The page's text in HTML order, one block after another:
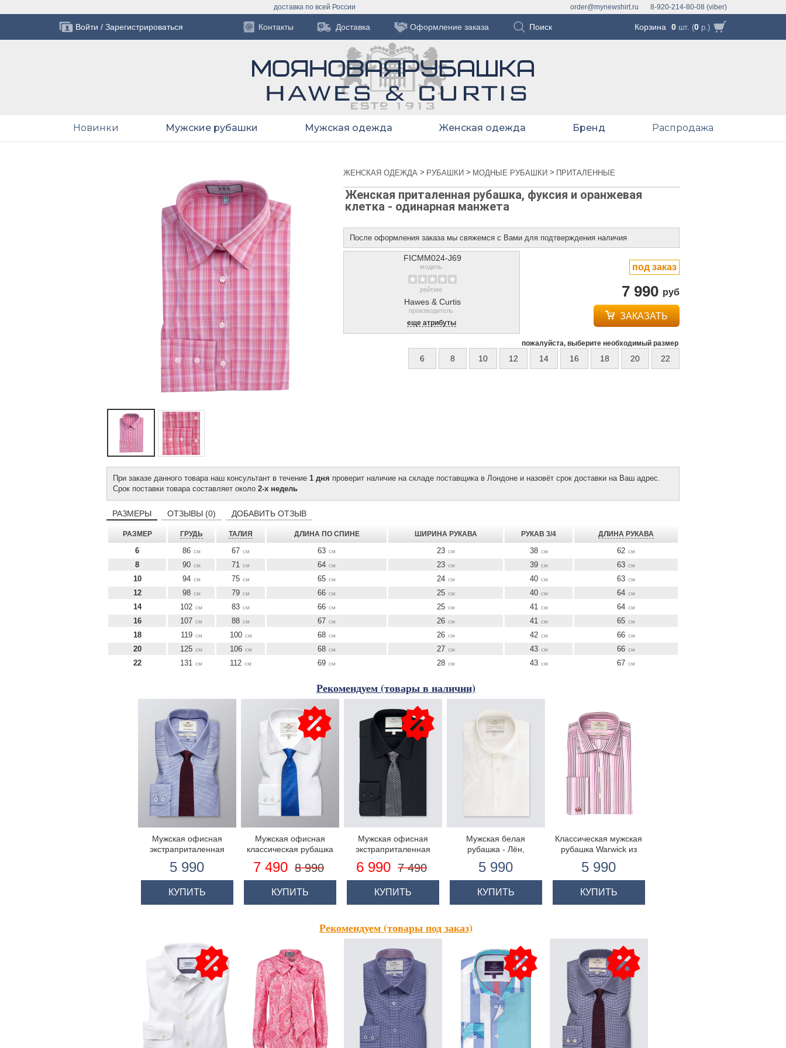
8-920-214-80-08 (viber)
order@mynewshirt.ru
доставка по всей России
Войти / Зарегистрироваться Корзина 0 шт. (0 р.)
Контакты Доставка Оформление заказа
Новинки Мужские рубашки Мужская одежда Женская одежда Бренд Распродажа
ЖЕНСКАЯ ОДЕЖДА > РУБАШКИ > МОДНЫЕ РУБАШКИ > ПРИТАЛЕННЫЕ
Женская приталенная рубашка, фуксия и оранжевая
клетка - одинарная манжета
После оформления заказа мы свяжемся с Вами для подтверждения наличия
FICMM024-J69
модель
рейтинг
Hawes & Curtis
производитель
еще атрибуты
под заказ
7 990 руб
ЗАКАЗАТЬ
пожалуйста, выберите необходимый размер
6 8 10 12 14 16 18 20 22
При заказе данного товара наш консультант в течение 1 дня проверит наличие на складе поставщика в Лондоне и назовёт срок доставки на Ваш адрес.
Срок поставки товара составляет около 2-х недель
РАЗМЕРЫ ОТЗЫВЫ (0) ДОБАВИТЬ ОТЗЫВ
РАЗМЕР ГРУДЬ ТАЛИЯ ДЛИНА ПО СПИНЕ ШИРИНА РУКАВА РУКАВ 3/4 ДЛИНА РУКАВА
6 86 см 67 см 63 см 23 см 38 см 62 см
8 90 см 71 см 64 см 23 см 39 см 63 см
10 94 см 75 см 65 см 24 см 40 см 63 см
12 98 см 79 см 66 см 25 см 40 см 64 см
14 102 см 83 см 66 см 25 см 41 см 64 см
16 107 см 88 см 67 см 26 см 41 см 65 см
18 119 см 100 см 68 см 26 см 42 см 66 см
20 125 см 106 см 68 см 27 см 43 см 66 см
22 131 см 112 см 69 см 28 см 43 см 67 см
Рекомендуем (товары в наличии)
Мужская офисная
экстраприталенная
5 990
КУПИТЬ
Мужская офисная
классическая рубашка
7 490 8 990
КУПИТЬ
Мужская офисная
экстраприталенная
стрейч - рукав под
пуговицу
6 990 7 490
КУПИТЬ
Мужская белая
рубашка - Лён,
полуприталенная
5 990
КУПИТЬ
Классическая мужская
рубашка Warwick из
хлопка, белая и
розовая узкая полоска,
двойная манжета
5 990
КУПИТЬ
Рекомендуем (товары под заказ)